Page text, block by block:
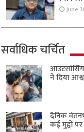
June
सर्वाधिक चर्चित
ने दिया
दैनिक
कई मुद्दों